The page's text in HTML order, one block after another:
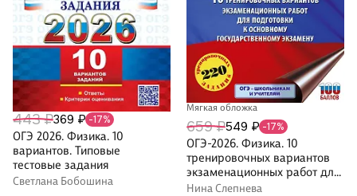
443 ₽369 ₽ -17%
ОГЭ 2026. Физика. 10
вариантов. Типовые
тестовые задания
Светлана Бобошина
Мягкая обложка
659 ₽549 ₽ -17%
ОГЭ-2026. Физика. 10
тренировочных вариантов
экзаменационных работ для
подготовки к основному
Нина Слепнева